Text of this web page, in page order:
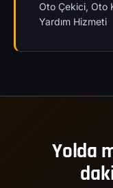
Oto Çekici, Oto
Yardım Hizmeti
Yolda